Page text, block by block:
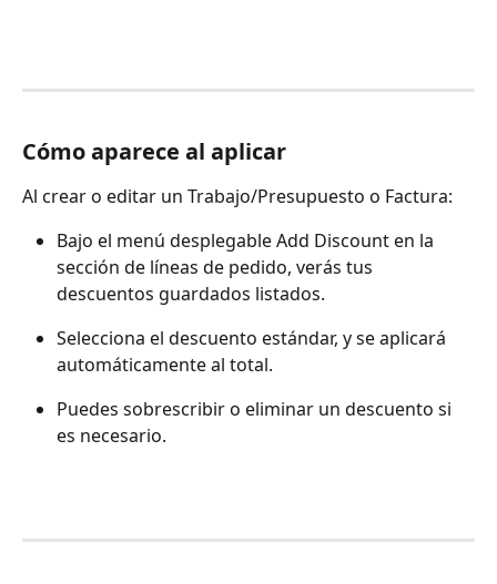
Cómo aparece al aplicar
Al crear o editar un Trabajo/Presupuesto o Factura:
Bajo el menú desplegable Add Discount en la
sección de líneas de pedido, verás tus
descuentos guardados listados.
Selecciona el descuento estándar, y se aplicará
automáticamente al total.
Puedes sobrescribir o eliminar un descuento si
es necesario.